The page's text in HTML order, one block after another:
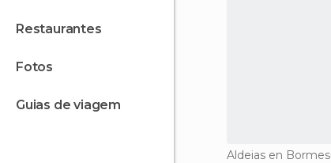
restaurantes
fotos
guias de viagem
Aldeias en